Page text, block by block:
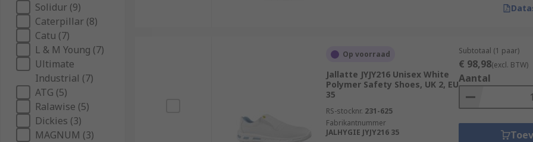
Solidur (9)
Caterpillar (8)
Catu (7)
L & M Young (7)
Ultimate
Industrial (7)
ATG (5)
Ralawise (5)
Dickies (3)
MAGNUM (3)
Op voorraad
Jallatte JYJY216 Unisex White
Polymer Safety Shoes, UK 2, EU
35
RS-stocknr. 231-625
Fabrikantnummer
JALHYGIE JYJY216 35
Subtotaal (1 paar)
€ 98,98(excl. BTW)
Aantal